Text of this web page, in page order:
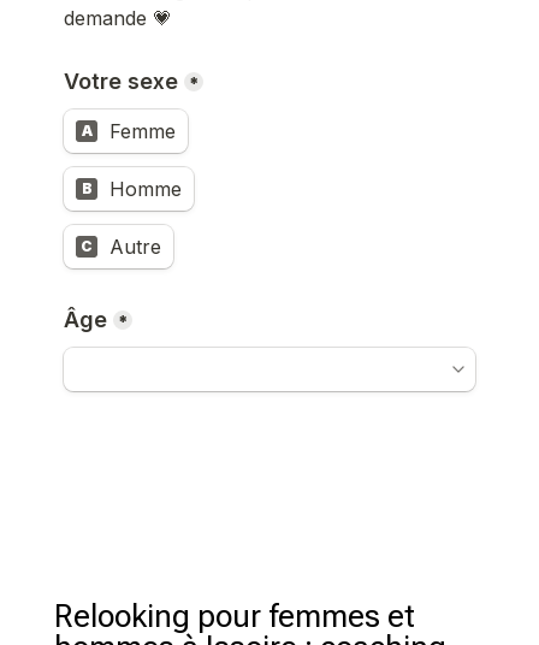
Relooking pour femmes et